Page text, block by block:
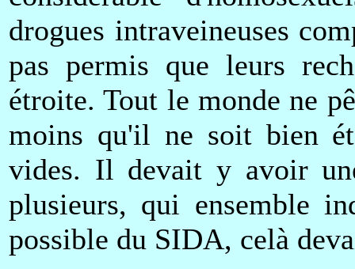
drogues intraveineuses
pas permis que leurs
étroite. Tout le monde ne
moins qu'il ne soit bien
vides. Il devait y avoir
plusieurs, qui ensemble
possible du SIDA, celà